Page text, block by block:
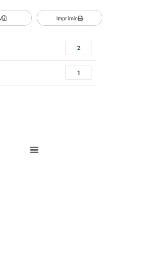
Imprimir
2
1